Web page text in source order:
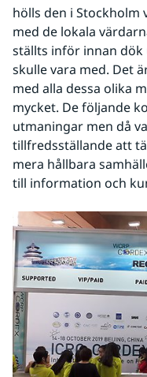
hölls den i
med de lokala
ställts inför innan
skulle vara med. Det
med alla dessa olika
mycket. De följande
utmaningar men då
tillfredsställande att
mera hållbara
till information och